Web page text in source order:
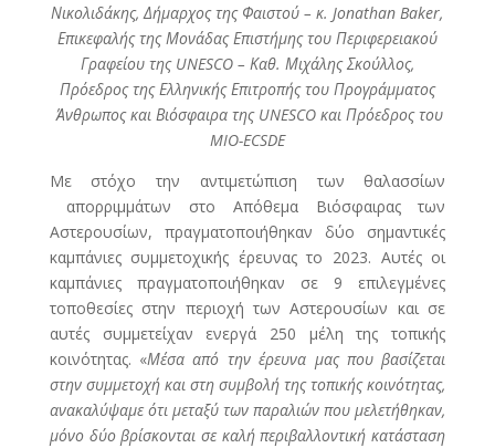
Νικολιδάκης, Δήμαρχος της Φαιστού – κ. Jonathan Baker,
Επικεφαλής της Μονάδας Επιστήμης του Περιφερειακού
Γραφείου της UNESCO – Καθ. Μιχάλης Σκούλλος,
Πρόεδρος της Ελληνικής Επιτροπής του Προγράμματος
Άνθρωπος και Βιόσφαιρα της UNESCO και Πρόεδρος του
MIO-ECSDE
Με στόχο την αντιμετώπιση των θαλασσίων
απορριμμάτων στο Απόθεμα Βιόσφαιρας των
Αστερουσίων, πραγματοποιήθηκαν δύο σημαντικές
καμπάνιες συμμετοχικής έρευνας το 2023. Αυτές οι
καμπάνιες πραγματοποιήθηκαν σε 9 επιλεγμένες
τοποθεσίες στην περιοχή των Αστερουσίων και σε
αυτές συμμετείχαν ενεργά 250 μέλη της τοπικής
κοινότητας. «Μέσα από την έρευνα μας που βασίζεται
στην συμμετοχή και στη συμβολή της τοπικής κοινότητας,
ανακαλύψαμε ότι μεταξύ των παραλιών που μελετήθηκαν,
μόνο δύο βρίσκονται σε καλή περιβαλλοντική κατάσταση